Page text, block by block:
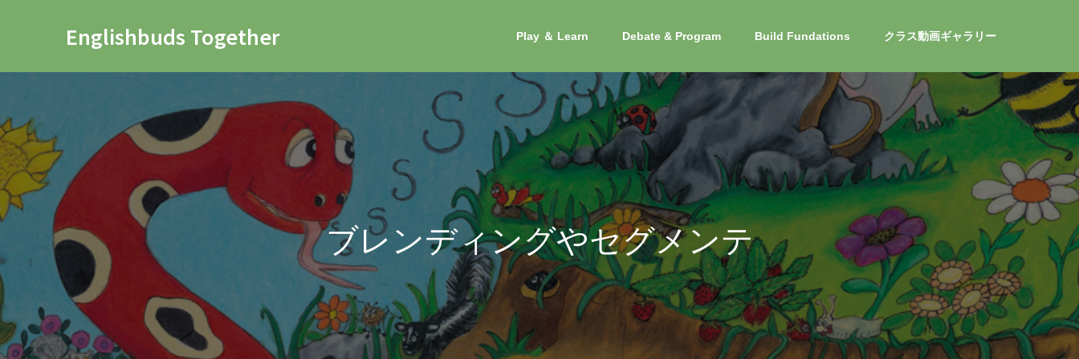
Englishbuds Together Play ＆ Learn Debate & Program Build Fundations クラス動画ギャラリー
ブレンディ グやセグメンティングなど
読み書